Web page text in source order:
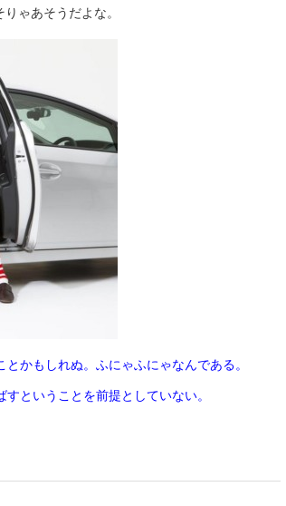
ゃあそうだよな。
かもしれぬ。ふにゃふにゃなんである。
ということを前提としていない。